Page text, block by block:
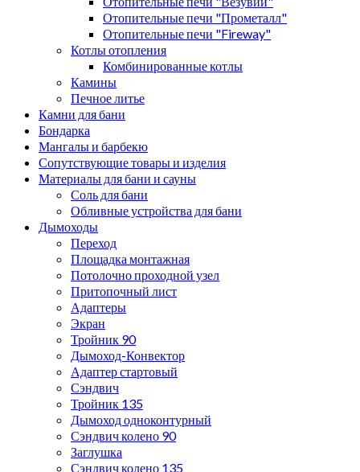
Отопительные печи "Прометалл"
Отопительные печи "Fireway"
Котлы отопления
Комбинированные котлы
Камины
Печное литье
Камни для бани
Бондарка
Мангалы и барбекю
Сопутствующие товары и изделия
Материалы для бани и сауны
Соль для бани
Обливные устройства для бани
Дымоходы
Переход
Площадка монтажная
Потолочно проходной узел
Притопочный лист
Адаптеры
Экран
Тройник 90
Дымоход-Конвектор
Адаптер стартовый
Сэндвич
Тройник 135
Дымоход одноконтурный
Сэндвич колено 90
Заглушка
Сэндвич колено 135